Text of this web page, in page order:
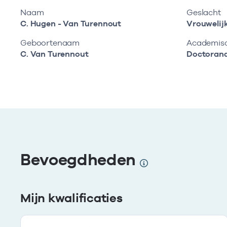
Naam
C. Hugen - Van Turennout
Geboortenaam
C. Van Turennout
Geslacht
Bevoegdheden
Mijn kwalificaties